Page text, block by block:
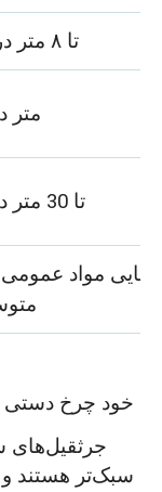
۳.۵ تا ۸ متر در دقیقه
20
20 تا 30 متر در دقیقه
مواد
خود چرخ دستی
جرثقیل‌های
سبک‌تر هستند